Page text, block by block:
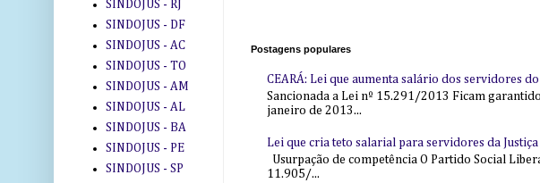
Postagens populares
CEARÁ: Lei que aumenta salário dos servidores
Sancionada a Lei nº 15.291/2013 Ficam
janeiro de 2013...
Lei que cria teto salarial para servidores da
Usurpação de competência O Partido Social
11.905/...
SINDOJUS - RJ
SINDOJUS - DF
SINDOJUS - AC
SINDOJUS - TO
SINDOJUS - AM
SINDOJUS - AL
SINDOJUS - BA
SINDOJUS - PE
SINDOJUS - SP